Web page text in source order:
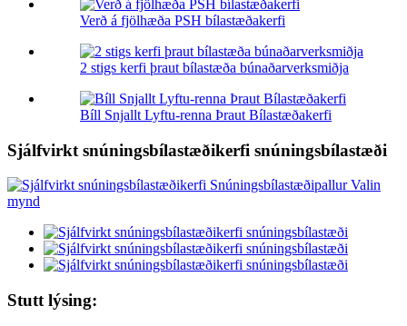
Verð á fjölhæða PSH bílastæðakerfi
2 stigs kerfi þraut bílastæða búnaðarverksmiðja
Bíll Snjallt Lyftu-renna Þraut Bílastæðakerfi
Sjálfvirkt snúningsbílastæðikerfi snúningsbílastæði
Stutt lýsing: